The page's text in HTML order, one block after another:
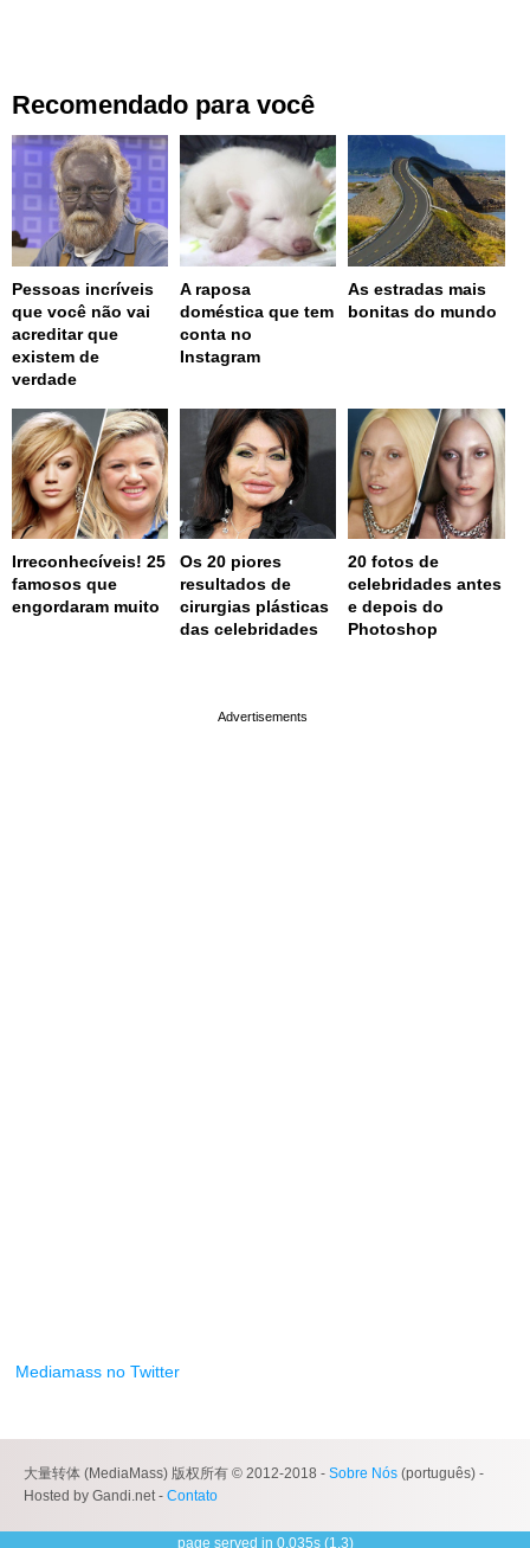
Recomendado para você
Pessoas incríveis
que você não vai
acreditar que
existem de
verdade
A raposa
doméstica que tem
conta no
Instagram
As estradas mais
bonitas do mundo
Irreconhecíveis! 25
famosos que
engordaram muito
Os 20 piores
resultados de
cirurgias plásticas
das celebridades
20 fotos de
celebridades antes
e depois do
Photoshop
Mediamass no Twitter
大量转体 (MediaMass) 版权所有 © 2012-2018 - Sobre Nós (português) -
Hosted by Gandi.net - Contato
page served in 0.035s (1,3)